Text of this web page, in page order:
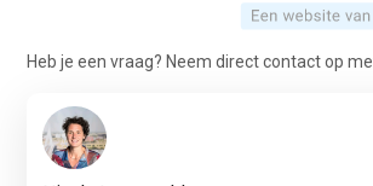
Heb je een vraag? Neem direct contact op